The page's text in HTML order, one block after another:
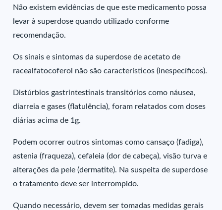
Não existem evidências de que este medicamento possa
levar à superdose quando utilizado conforme
recomendação.
Os sinais e sintomas da superdose de acetato de
racealfatocoferol não são característicos (inespecíficos).
Distúrbios gastrintestinais transitórios como náusea,
diarreia e gases (flatulência), foram relatados com doses
diárias acima de 1g.
Podem ocorrer outros sintomas como cansaço (fadiga),
astenia (fraqueza), cefaleia (dor de cabeça), visão turva e
alterações da pele (dermatite). Na suspeita de superdose
o tratamento deve ser interrompido.
Quando necessário, devem ser tomadas medidas gerais